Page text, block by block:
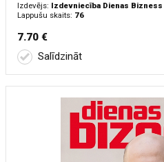
Izdevējs: Izdevniecība Dienas Bizness
Lappušu skaits: 76
7.70 €
Salīdzināt